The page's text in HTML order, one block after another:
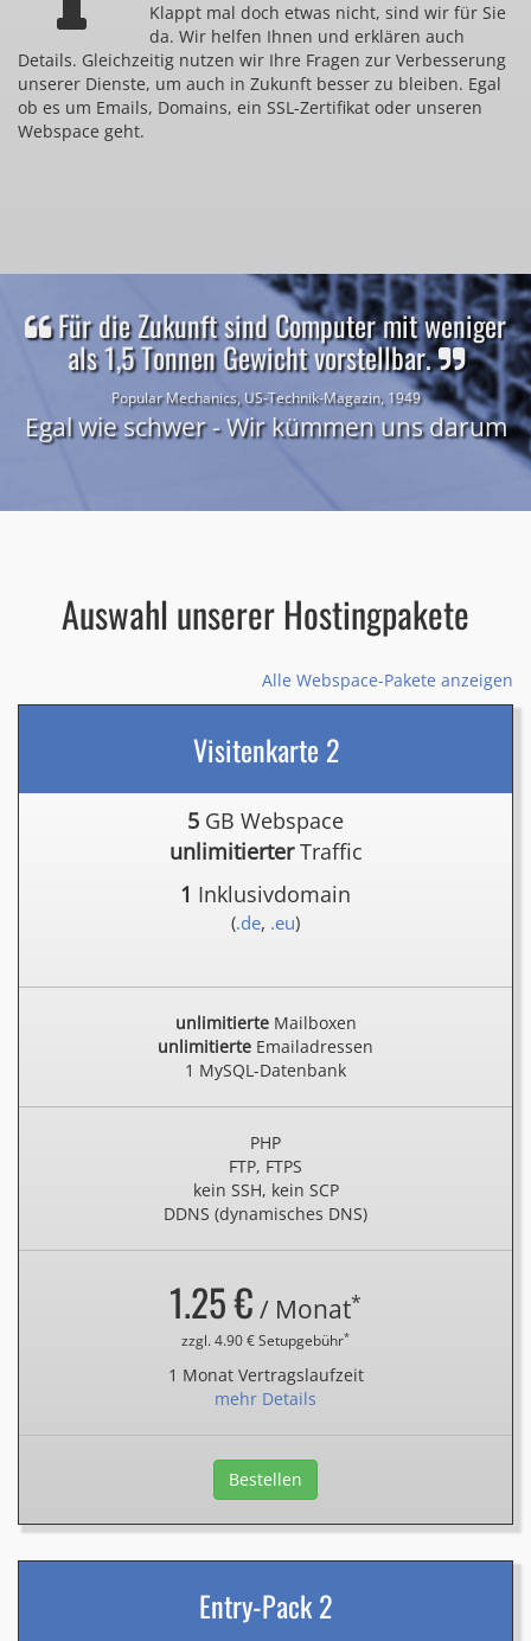
Klappt mal doch etwas nicht, sind wir für Sie
da. Wir helfen Ihnen und erklären auch
Details. Gleichzeitig nutzen wir Ihre Fragen zur Verbesserung
unserer Dienste, um auch in Zukunft besser zu bleiben. Egal
ob es um Emails, Domains, ein SSL-Zertifikat oder unseren
Webspace geht.
Für die Zukunft sind Computer mit weniger
als 1,5 Tonnen Gewicht vorstellbar.
Popular Mechanics, US-Technik-Magazin, 1949
Egal wie schwer - Wir kümmen uns darum
Auswahl unserer Hostingpakete
Alle Webspace-Pakete anzeigen
Visitenkarte 2
5 GB Webspace
unlimitierterTraffic
1 Inklusivdomain
(.de, .eu)
unlimitierteMailboxen
unlimitierte Emailadressen
1 MySQL-Datenbank
PHP
FTP, FTPS
kein SSH, kein SCP
DDNS (dynamisches DNS)
1.25 € / Monat*
zzgl. 4.90 € Setupgebühr*
1 Monat Vertragslaufzeit
mehr Details
Bestellen
Entry-Pack 2